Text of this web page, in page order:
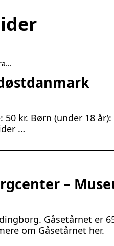
kr. Børn (under 18
…
–
Gåsetårnet er
om Gåsetårnet her.